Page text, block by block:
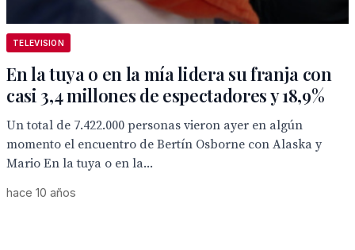
TELEVISION
En la tuya o en la mía lidera su franja con
casi 3,4 millones de espectadores y 18,9%
Un total de 7.422.000 personas vieron ayer en algún
momento el encuentro de Bertín Osborne con Alaska y
Mario En la tuya o en la...
hace 10 años